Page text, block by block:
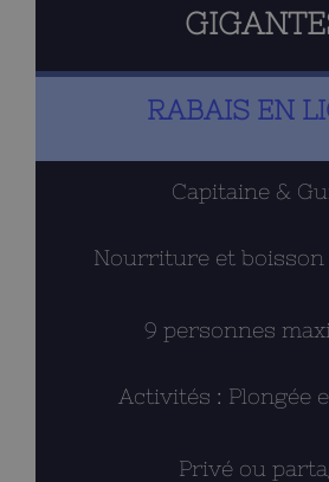
RABAIS EN
Capitaine &
Nourriture et boisson
9 personnes
Activités : Plongée
Privé ou